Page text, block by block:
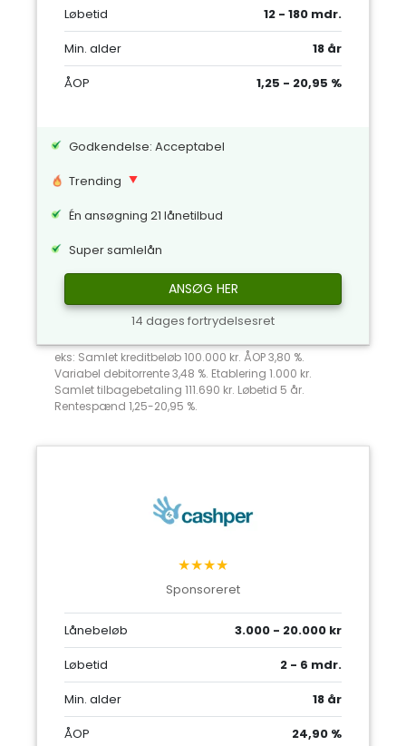
Løbetid
12 - 180 mdr.
Min. alder
18 år
ÅOP
1,25 - 20,95 %
Godkendelse: Acceptabel
Trending
Én ansøgning 21 lånetilbud
Super samlelån
ANSØG HER
14 dages fortrydelsesret
eks: Samlet kreditbeløb 100.000 kr. ÅOP 3,80 %.
Variabel debitorrente 3,48 %. Etablering 1.000 kr.
Samlet tilbagebetaling 111.690 kr. Løbetid 5 år.
Rentespænd 1,25-20,95 %.
★★★★
Sponsoreret
Lånebeløb
3.000 - 20.000 kr
Løbetid
2 - 6 mdr.
Min. alder
18 år
ÅOP
24,90 %